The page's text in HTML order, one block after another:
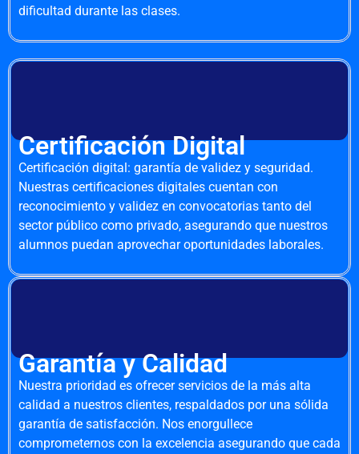
dificultad durante las clases.
Certificación Digital
Certificación digital: garantía de validez y seguridad.
Nuestras certificaciones digitales cuentan con
reconocimiento y validez en convocatorias tanto del
sector público como privado, asegurando que nuestros
alumnos puedan aprovechar oportunidades laborales.
Garantía y Calidad
Nuestra prioridad es ofrecer servicios de la más alta
calidad a nuestros clientes, respaldados por una sólida
garantía de satisfacción. Nos enorgullece
comprometernos con la excelencia asegurando que cada